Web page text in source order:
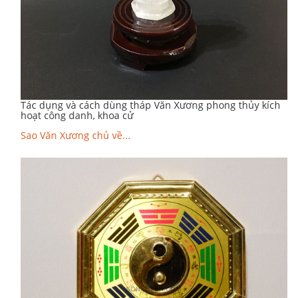
Tác dụng và cách dùng tháp Văn Xương phong thủy kích
hoạt công danh, khoa cử
Sao Văn Xương chủ về...